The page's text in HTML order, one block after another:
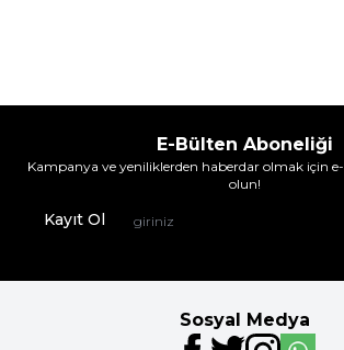
E-Bülten Aboneliği
Kampanya ve yeniliklerden haberdar olmak için
olun!
Kayıt Ol
Sosyal Medya